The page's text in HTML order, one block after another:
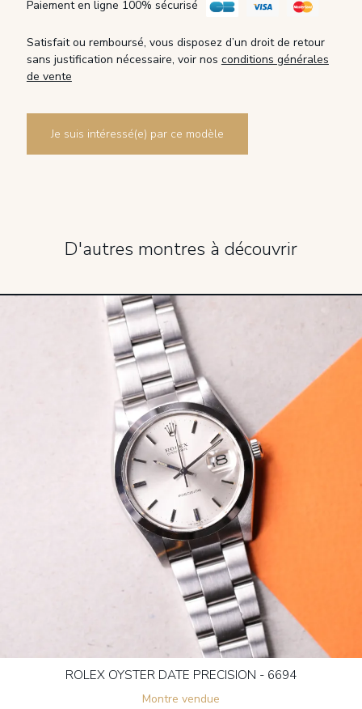
Paiement en ligne 100% sécurisé
Satisfait ou remboursé, vous disposez d’un droit de retour
sans justification nécessaire, voir nos conditions générales
de vente
Je suis intéressé(e) par ce modèle
D'autres montres à découvrir
ROLEX OYSTER DATE PRECISION - 6694
Montre vendue